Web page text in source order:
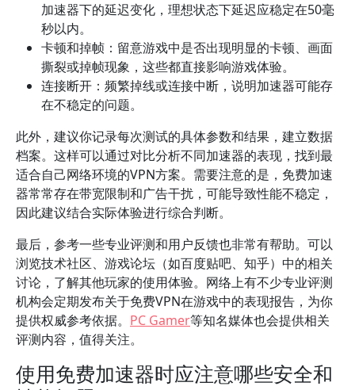
加速器下的延迟变化，理想状态下延迟应稳定在50毫
秒以内。
卡顿和掉帧：留意游戏中是否出现明显的卡顿、画面
撕裂或掉帧现象，这些都直接影响游戏体验。
连接断开：频繁掉线或连接中断，说明加速器可能存
在不稳定的问题。
此外，建议你记录每次测试的具体参数和结果，建立数据
档案。这样可以通过对比分析不同加速器的表现，找到最
适合自己网络环境的VPN方案。需要注意的是，免费加速
器常常存在带宽限制和广告干扰，可能导致性能不稳定，
因此建议结合实际体验进行综合判断。
最后，参考一些专业评测和用户反馈也非常有帮助。可以
浏览技术社区、游戏论坛（如百度贴吧、知乎）中的相关
讨论，了解其他玩家的使用体验。网络上有不少专业评测
机构会定期发布关于免费VPN在游戏中的表现报告，为你
提供权威参考依据。 PC Gamer等知名媒体也会提供相关
评测内容，值得关注。
使用免费加速器时应注意哪些安全和